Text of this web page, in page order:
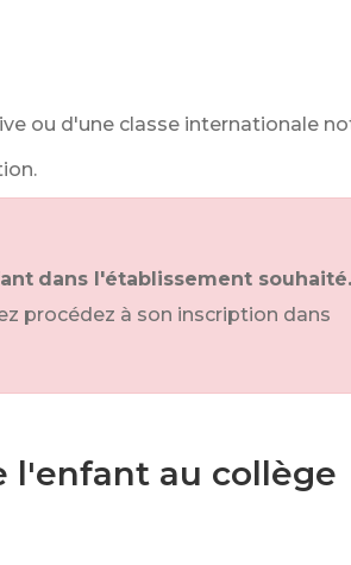
ou d'une classe internationale
dans l'établissement souhaité.
procédez à son inscription dans
l'enfant au collège